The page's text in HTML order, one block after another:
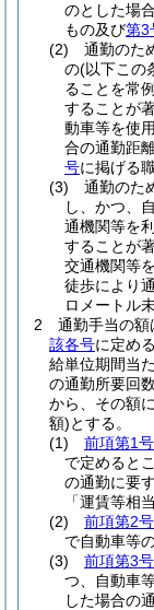
のとした場
もの及び第3
(2)
通勤のた
の(以下この
ることを常
することが
動車等を使
合の通勤距
号に掲げる
(3)
通勤のた
し、かつ、
通機関等を
することが
交通機関等
徒歩により
ロメートル
2
通勤手当の額
該各号に定め
給単位期間当
の通勤所要回
から、その額
額)とする。
(1)
前項第1号
で定めると
の通勤に要
「運賃等相
(2)
前項第2号
で自動車等
(3)
前項第3号
つ、自動車
した場合の